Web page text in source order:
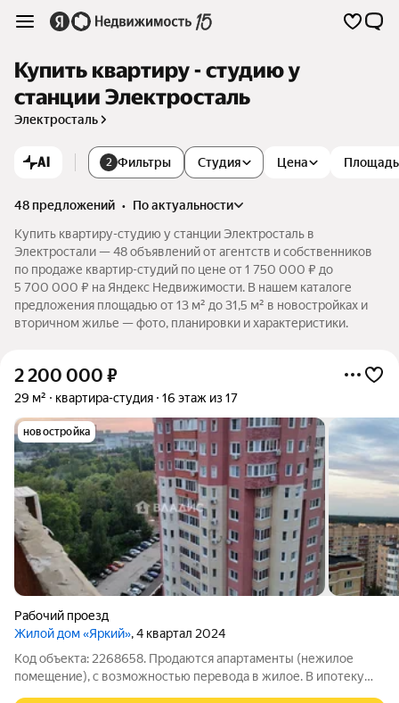
Купить квартиру - студию у
станции Электросталь
Электросталь
AI 2 Фильтры Студия Цена Площадь
48 предложений •
по актуальности
Купить квартиру-студию у станции Электросталь в
Электростали — 48 объявлений от агентств и собственников
по продаже квартир-студий по цене от 1 750 000 ₽ до
5 700 000 ₽ на Яндекс Недвижимости. В нашем каталоге
предложения площадью от 13 м² до 31,5 м² в новостройках и
вторичном жилье — фото, планировки и характеристики.
2 200 000 ₽
29 м² квартира-студия 16 этаж из 17
новостройка
Рабочий проезд
Жилой дом «Яркий», 4 квартал 2024
Код объекта: 2268658. Продаются апартаменты (нежилое
помещение), с возможностью перевода в жилое. В ипотеку